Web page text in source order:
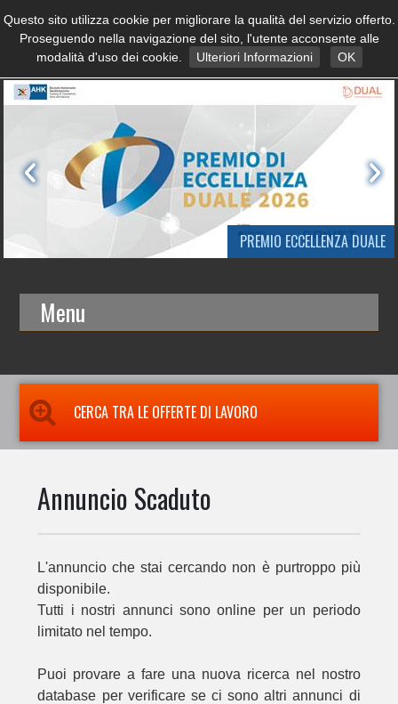
PREMIO ECCELLENZA DUALE
Menu
CERCA TRA LE OFFERTE DI LAVORO
Annuncio Scaduto
L'annuncio che stai cercando non è purtroppo più
disponibile.
Tutti i nostri annunci sono online per un periodo
limitato nel tempo.
Puoi provare a fare una nuova ricerca nel nostro
database per verificare se ci sono altri annunci di
Questo sito utilizza cookie per migliorare la qualità del servizio offerto.
Proseguendo nella navigazione del sito, l'utente acconsente alle
modalità d'uso dei cookie.
Ulteriori Informazioni OK